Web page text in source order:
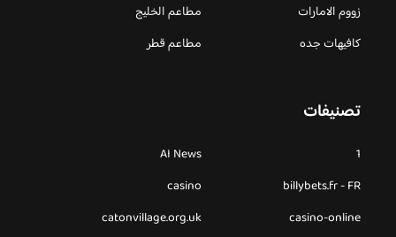
زووم الامارات
مطاعم الخليج
كافيهات جده
مطاعم قطر
تصنيفات
1
AI News
billybets.fr - FR
casino
casino-online
catonvillage.org.uk